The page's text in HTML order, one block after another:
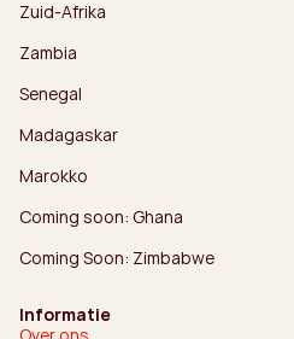
Zuid-Afrika
Zambia
Senegal
Madagaskar
Marokko
Coming soon: Ghana
Coming Soon: Zimbabwe
Informatie